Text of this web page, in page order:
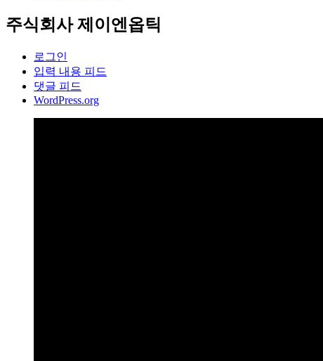
주식회사 제이엔옵틱
로그인
입력 내용 피드
댓글 피드
WordPress.org